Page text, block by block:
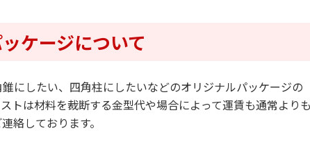
ケージについて
にしたい、四角柱にしたいなどのオリジナルパッケージの
トは材料を裁断する金型代や場合によって運賃も通常より
絡しております。